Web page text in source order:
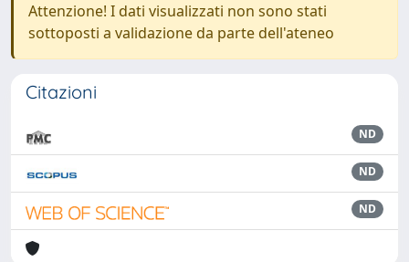
Attenzione! I dati visualizzati non sono stati
sottoposti a validazione da parte dell'ateneo
Citazioni
ND
ND
ND